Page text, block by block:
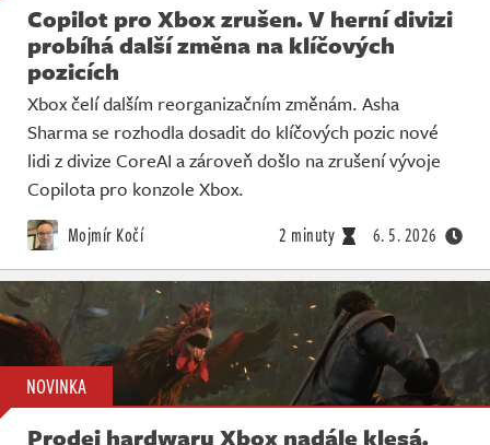
Copilot pro Xbox zrušen. V herní divizi
probíhá další změna na klíčových
pozicích
Xbox čelí dalším reorganizačním změnám. Asha
Sharma se rozhodla dosadit do klíčových pozic nové
lidi z divize CoreAI a zároveň došlo na zrušení vývoje
Copilota pro konzole Xbox.
Mojmír Kočí 2 minuty 6. 5. 2026
NOVINKA
Prodej hardwaru Xbox nadále klesá.